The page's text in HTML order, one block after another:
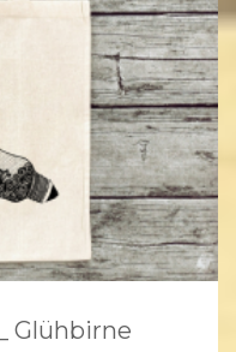
Glühbirne